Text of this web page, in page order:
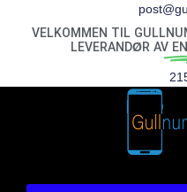
VELKOMMEN TIL
LEVERANDØR AV